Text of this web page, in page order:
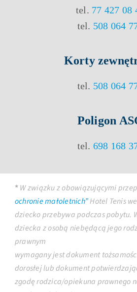
tel. 77 427 08
tel. 508 064
Korty
tel. 508 064
Poligon
tel. 698 168
*W związku z obowiązującymi
ochronie małoletnich”Hotel Tenis
dziecko przebywa podczas pobytu.
dziecka z osobą niebędącą jego
prawnym
wymagany jest dokument
dorosłej lub dokument
zgodę rodzica/opiekuna prawnego